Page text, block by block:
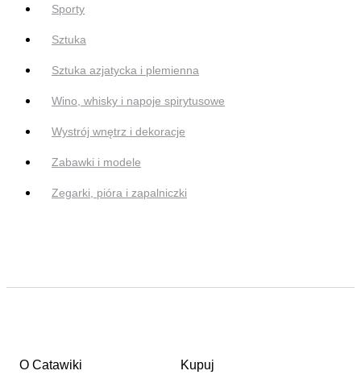
Sporty
Sztuka
Sztuka azjatycka i plemienna
Wino, whisky i napoje spirytusowe
Wystrój wnętrz i dekoracje
Zabawki i modele
Zegarki, pióra i zapalniczki
O Catawiki Kupuj